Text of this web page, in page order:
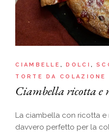
CIAMBELLE DOLCI
TORTE DA COLAZIONE
Ciambella ricotta e
La ciambella con ricotta
davvero perfetto per la